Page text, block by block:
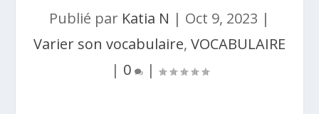
Publié par Katia N | Oct 9, 2023 |
Varier son vocabulaire, VOCABULAIRE
| 0 |